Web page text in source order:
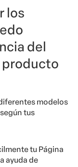
los
del
producto
modelos
tus
tu Página
ayuda de